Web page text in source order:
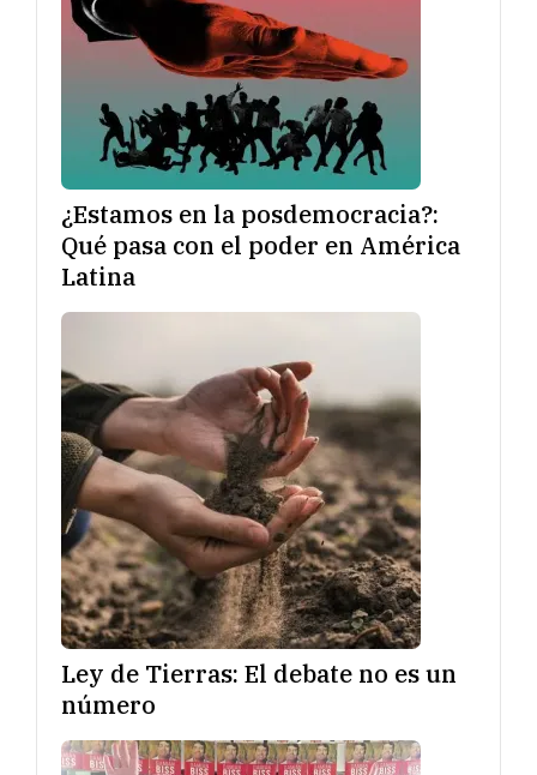
¿Estamos en la posdemocracia?:
Qué pasa con el poder en América
Latina
Ley de Tierras: El debate no es un
número